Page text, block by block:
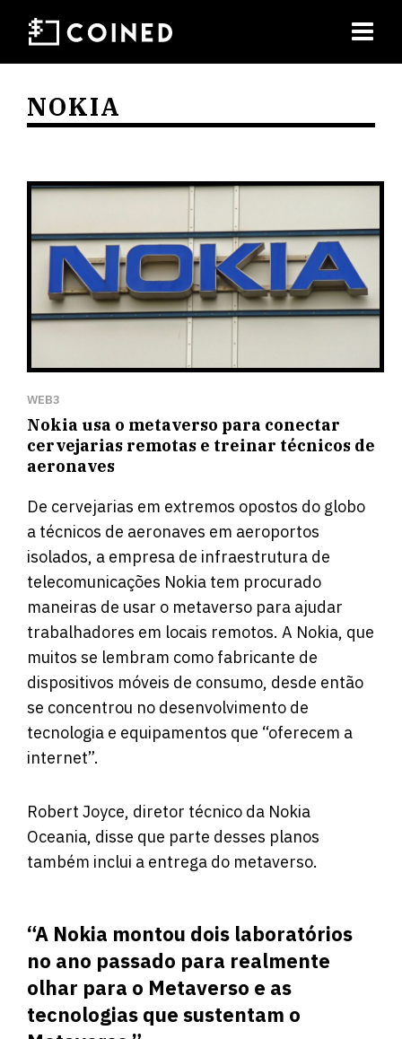
NOKIA
WEB3
Nokia usa o metaverso para conectar
cervejarias remotas e treinar técnicos de
aeronaves
De cervejarias em extremos opostos do globo
a técnicos de aeronaves em aeroportos
isolados, a empresa de infraestrutura de
telecomunicações Nokia tem procurado
maneiras de usar o metaverso para ajudar
trabalhadores em locais remotos. A Nokia, que
muitos se lembram como fabricante de
dispositivos móveis de consumo, desde então
se concentrou no desenvolvimento de
tecnologia e equipamentos que “oferecem a
internet”.
Robert Joyce, diretor técnico da Nokia
Oceania, disse que parte desses planos
também inclui a entrega do metaverso.
“A Nokia montou dois laboratórios
no ano passado para realmente
olhar para o Metaverso e as
tecnologias que sustentam o